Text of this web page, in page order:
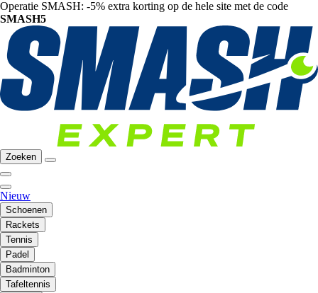
Operatie SMASH: -5% extra korting op de hele site met de code
SMASH5
Zoeken
Nieuw
Schoenen
Rackets
Tennis
Padel
Badminton
Tafeltennis